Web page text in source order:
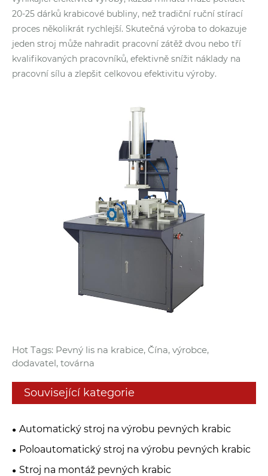
20-25 dárků krabicové bubliny, než tradiční ruční stírací
proces několikrát rychlejší. Skutečná výroba to dokazuje
jeden stroj může nahradit pracovní zátěž dvou nebo tří
kvalifikovaných pracovníků, efektivně snížit náklady na
pracovní sílu a zlepšit celkovou efektivitu výroby.
Hot Tags: Pevný lis na krabice, Čína, výrobce,
dodavatel, továrna
Související kategorie
Automatický stroj na výrobu pevných krabic
Poloautomatický stroj na výrobu pevných krabic
Stroj na montáž pevných krabic